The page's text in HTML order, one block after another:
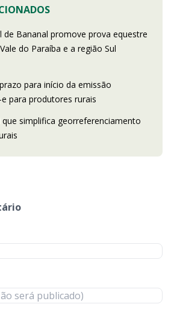
de Bananal promove prova equestre
do Paraíba e a região Sul
para início da emissão
para produtores rurais
que simplifica georreferenciamento